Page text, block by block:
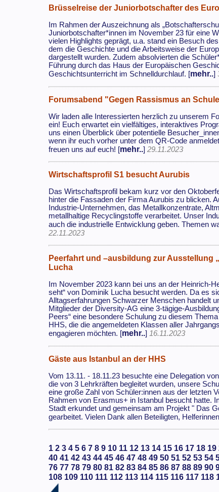
Brüsselreise der Juniorbotschafter des
Im Rahmen der Auszeichnung als
Juniorbotschafter*innen im November 23 für eine
vielen Highlights geprägt, u.a. stand ein Besuch
dem die Geschichte und die Arbeitsweise der
dargestellt wurden. Zudem absolvierten die
Führung durch das Haus der Europäischen
Geschichtsunterricht im Schnelldurchlauf. [mehr..]
Forumsabend "Gegen Rassismus an
Wir laden alle Interessierten herzlich zu unserem
ein! Euch erwartet ein vielfältiges, interaktives
uns einen Überblick über potentielle
wenn ihr euch vorher unter dem QR-Code
freuen uns auf euch! [mehr..]29.11.2023
Wirtschaftsprofil S1 besucht Aurubis
Das Wirtschaftsprofil bekam kurz vor den
hinter die Fassaden der Firma Aurubis zu blicken.
Industrie-Unternehmen, das Metallkonzentrate,
metallhaltige Recyclingstoffe verarbeitet. Unser
auch die industrielle Entwicklung geben. Themen
22.11.2023
Peerfahrt und –ausbildung zur Ausstellung
Lucha
Im November 2023 kann bei uns an der Heinrich-
seht“ von Dominik Lucha besucht werden. Da es
Alltagserfahrungen Schwarzer Menschen handelt
Mitglieder der Diversity-AG eine 3-tägige-
Peers“ eine besondere Schulung zu diesem
HHS, die die angemeldeten Klassen aller
engagieren möchten. [mehr..] 16.11.2023
Gäste aus Istanbul an der HHS
Vom 13.11. - 18.11.23 besuchte eine Delegation
die von 3 Lehrkräften begleitet wurden, unsere
eine große Zahl von Schüler:innen aus der letzten
Rahmen von Erasmus+ in Istanbul besucht hatte.
Stadt erkundet und gemeinsam am Projekt " Das
gearbeitet. Vielen Dank allen Beteiligten,
1 2 3 4 5 6 7 8 9 10 11 12 13 14 15 16 17 18 19
40 41 42 43 44 45 46 47 48 49 50 51 52 53 54
76 77 78 79 80 81 82 83 84 85 86 87 88 89 90
108 109 110 111 112 113 114 115 116 117 118